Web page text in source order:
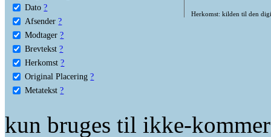
Dato ?
Afsender ?
Modtager ?
Brevtekst ?
Herkomst ?
Original Placering ?
Metatekst ?
Herkomst: kilden til den
kun bruges til ikke-